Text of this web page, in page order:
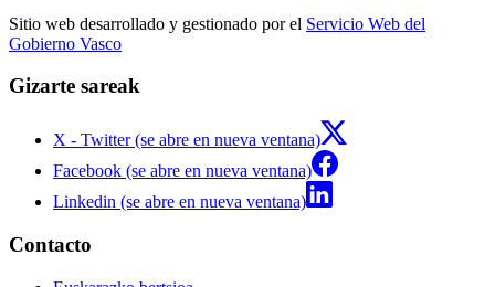
Sitio web desarrollado y gestionado por el Servicio Web del
Gobierno Vasco
Gizarte sareak
X - Twitter (se abre en nueva ventana)
Facebook (se abre en nueva ventana)
Linkedin (se abre en nueva ventana)
Contacto